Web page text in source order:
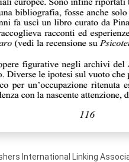
International Linking